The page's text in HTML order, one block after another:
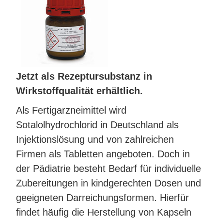
Jetzt als Rezeptursubstanz in
Wirkstoffqualität erhältlich.
Als Fertigarzneimittel wird
Sotalolhydrochlorid in Deutschland als
Injektionslösung und von zahlreichen
Firmen als Tabletten angeboten. Doch in
der Pädiatrie besteht Bedarf für individuelle
Zubereitungen in kindgerechten Dosen und
geeigneten Darreichungsformen. Hierfür
findet häufig die Herstellung von Kapseln